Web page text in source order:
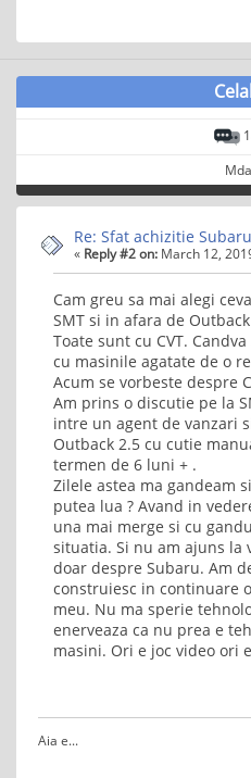
Re: Sfat achizitie Subaru
« Reply #2 on: March 12,
Cam greu sa mai alegi
SMT si in afara de
Toate sunt cu CVT.
cu masinile agatate de o
Acum se vorbeste despre
Am prins o discutie pe la
intre un agent de vanzari
Outback 2.5 cu cutie
termen de 6 luni + .
Zilele astea ma gandeam
putea lua ? Avand in
una mai merge si cu
situatia. Si nu am ajuns la
doar despre Subaru. Am
construiesc in continuare
meu. Nu ma sperie
enerveaza ca nu prea e
masini. Ori e joc video ori
Aia e...